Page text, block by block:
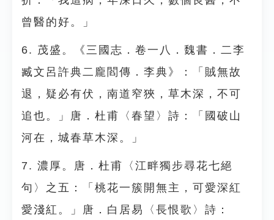
曾醫的好。」
6. 茂盛。《三國志．卷一八．魏書．二李
臧文呂許典二龐閻傳．李典》：「賊無故
退，疑必有伏，南道窄狹，草木深，不可
追也。」唐．杜甫〈春望〉詩：「國破山
河在，城春草木深。」
7. 濃厚。唐．杜甫〈江畔獨步尋花七絕
句〉之五：「桃花一簇開無主，可愛深紅
愛淺紅。」唐．白居易〈長恨歌〉詩：